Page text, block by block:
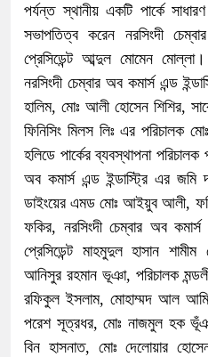
পর্যন্ত স্থানীয় একটি পার্কে
সভাপতিত্ব করেন নরসিংদী
প্রেসিডেন্ট আব্দুল মোমেন
নরসিংদী চেম্বার অব কমার্স এন্ড
হালিম, মোঃ আলী হোসেন শিশির,
ফিনিসিং মিলস লিঃ এর পরিচালক
হলিডে পার্কের ব্যবস্থাপনা পরিচালক
অব কমার্স এন্ড ইন্ডাস্ট্রি এর জমি
ডাইংয়ের এমড মোঃ আইয়ুব আলী,
ফকির, নরসিংদী চেম্বার অব
প্রেসিডেন্ট মাহমুদুল হাসান
আনিসুর রহমান ভূঞা, পরিচালক
রফিকুল ইসলাম, মোহাম্মদ আল
পরেশ সূত্রধর, মোঃ নাজমুল হক
বিন হাসনাত, মোঃ দেলোয়ার